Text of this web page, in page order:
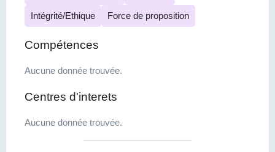
Intégrité/Ethique Force de proposition
Compétences
Aucune donnée trouvée.
Centres d'interets
Aucune donnée trouvée.